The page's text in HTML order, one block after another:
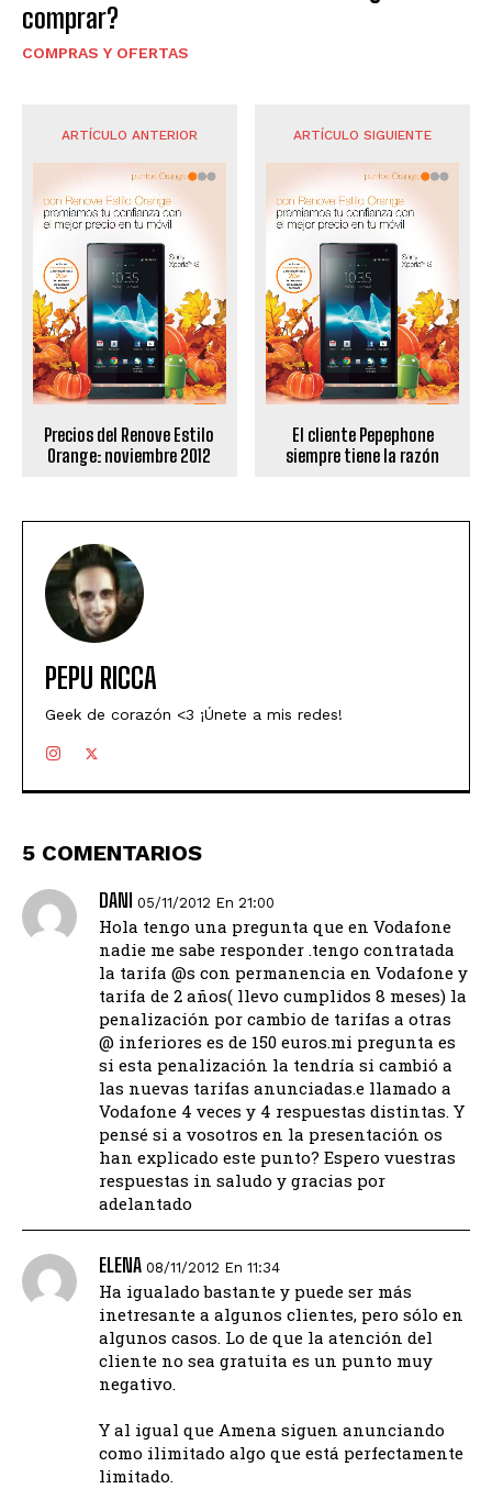
comprar?
COMPRAS Y OFERTAS
ARTÍCULO ANTERIOR
Precios del Renove Estilo
Orange: noviembre 2012
ARTÍCULO SIGUIENTE
El cliente Pepephone
siempre tiene la razón
PEPU RICCA
Geek de corazón <3 ¡Únete a mis redes!
5 COMENTARIOS
DANI 05/11/2012 En 21:00
Hola tengo una pregunta que en Vodafone
nadie me sabe responder .tengo contratada
la tarifa @s con permanencia en Vodafone y
tarifa de 2 años( llevo cumplidos 8 meses) la
penalización por cambio de tarifas a otras
@ inferiores es de 150 euros.mi pregunta es
si esta penalización la tendría si cambió a
las nuevas tarifas anunciadas.e llamado a
Vodafone 4 veces y 4 respuestas distintas. Y
pensé si a vosotros en la presentación os
han explicado este punto? Espero vuestras
respuestas in saludo y gracias por
adelantado
ELENA 08/11/2012 En 11:34
Ha igualado bastante y puede ser más
inetresante a algunos clientes, pero sólo en
algunos casos. Lo de que la atención del
cliente no sea gratuita es un punto muy
negativo.
Y al igual que Amena siguen anunciando
como ilimitado algo que está perfectamente
limitado.